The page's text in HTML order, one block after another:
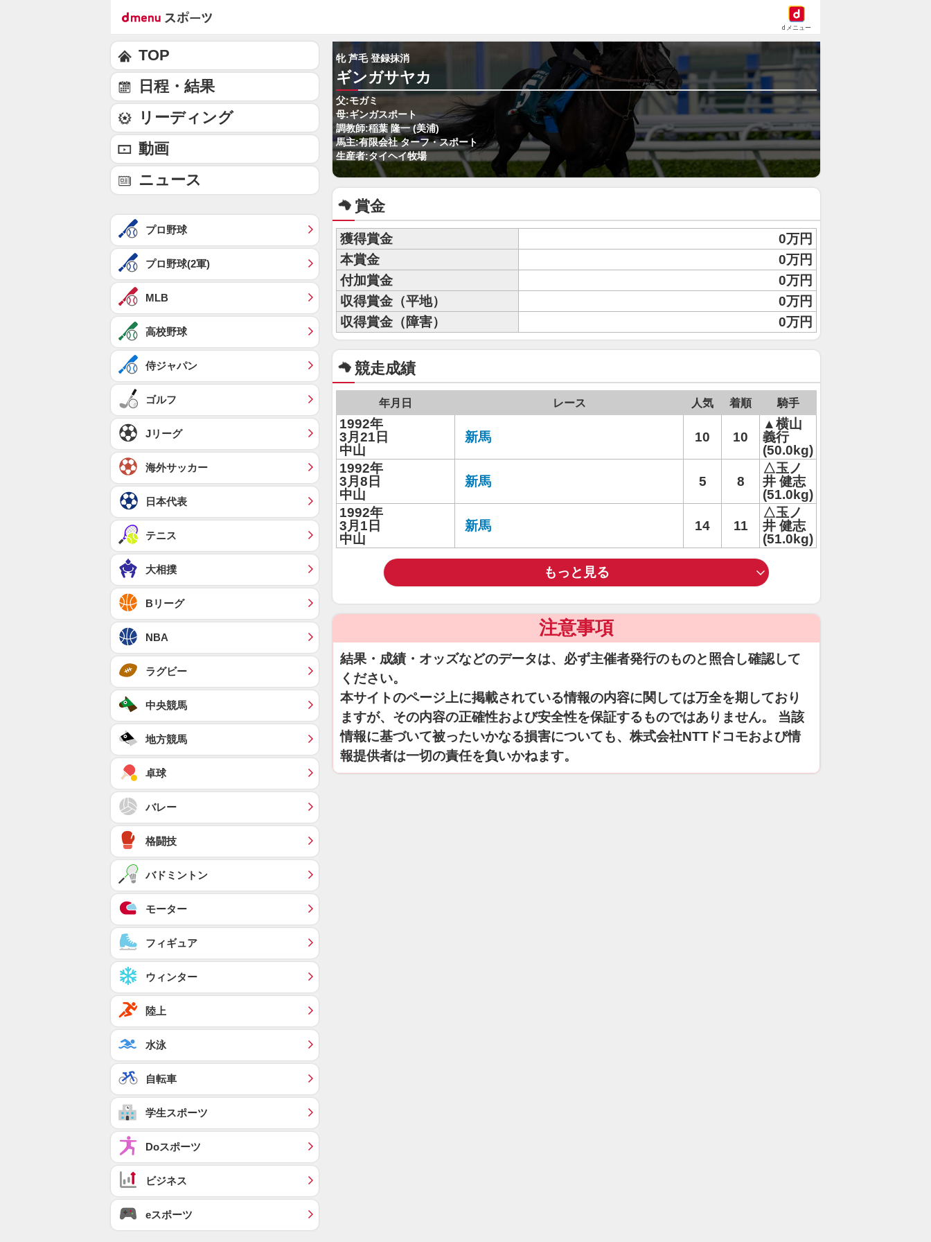
dメニュー
牝 芦毛 登録抹消
ギンガサヤカ
父:モガミ
母:ギンガスポート
調教師:稲葉 隆一 (美浦)
馬主:有限会社 ターフ・スポート
生産者:タイヘイ牧場
賞金
獲得賞金
0万円
本賞金
0万円
付加賞金
0万円
収得賞金（平地）
0万円
収得賞金（障害）
0万円
競走成績
年月日 レース 人気 着順 騎手
1992年
3月21日
中山
新馬 10 10
▲横山
義行
(50.0kg)
1992年
3月8日
中山
新馬 5 8
△玉ノ
井 健志
(51.0kg)
1992年
3月1日
中山
新馬 14 11
△玉ノ
井 健志
(51.0kg)
もっと見る
注意事項
結果・成績・オッズなどのデータは、必ず主催者発行のものと照合し確認して
ください。
本サイトのページ上に掲載されている情報の内容に関しては万全を期しており
ますが、その内容の正確性および安全性を保証するものではありません。 当該
情報に基づいて被ったいかなる損害についても、株式会社NTTドコモおよび情
報提供者は一切の責任を負いかねます。
TOP
日程・結果
リーディング
動画
ニュース
プロ野球
プロ野球(2軍)
MLB
高校野球
侍ジャパン
ゴルフ
Jリーグ
海外サッカー
日本代表
テニス
大相撲
Bリーグ
NBA
ラグビー
中央競馬
地方競馬
卓球
バレー
格闘技
バドミントン
モーター
フィギュア
ウィンター
陸上
水泳
自転車
学生スポーツ
Doスポーツ
ビジネス
eスポーツ